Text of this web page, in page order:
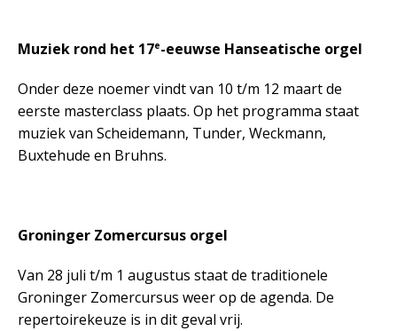
Muziek rond het 17e-eeuwse Hanseatische orgel
Onder deze noemer vindt van 10 t/m 12 maart de
eerste masterclass plaats. Op het programma staat
muziek van Scheidemann, Tunder, Weckmann,
Buxtehude en Bruhns.
Groninger Zomercursus orgel
Van 28 juli t/m 1 augustus staat de traditionele
Groninger Zomercursus weer op de agenda. De
repertoirekeuze is in dit geval vrij.